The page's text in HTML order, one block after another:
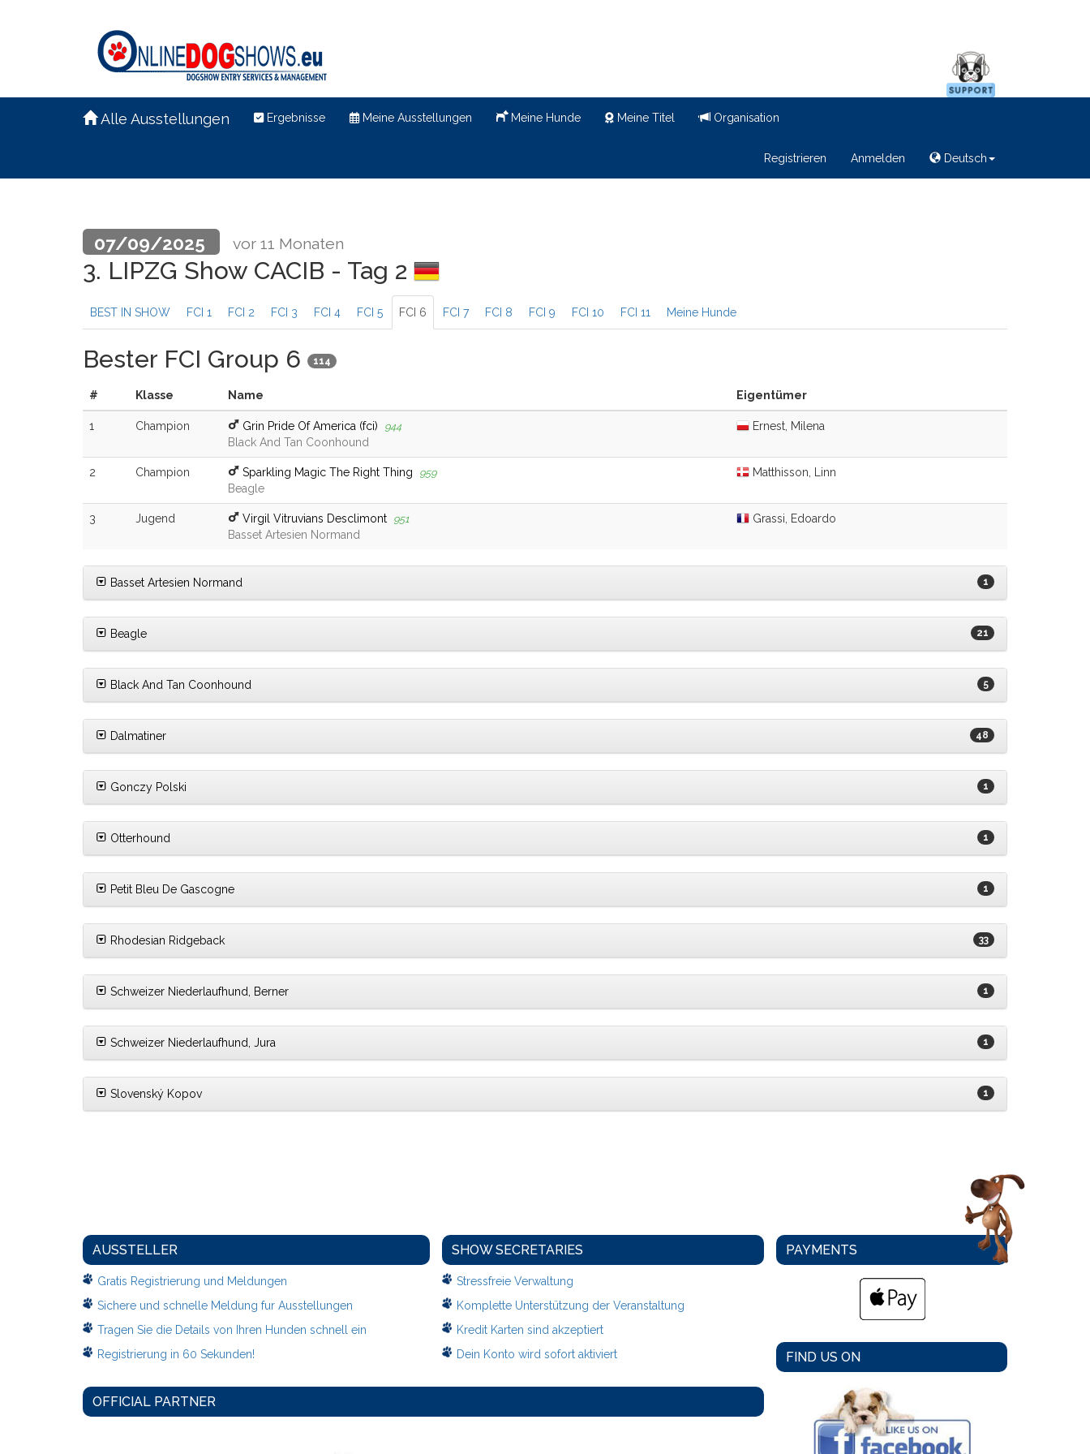
Alle Ausstellungen Ergebnisse Meine Ausstellungen Meine Hunde Meine Titel Organisation
Registrieren Anmelden Deutsch
07/09/2025 vor 11 Monaten
3. LIPZG Show CACIB - Tag 2
BEST IN SHOW FCI 1 FCI 2 FCI 3 FCI 4 FCI 5 FCI 6 FCI 7 FCI 8 FCI 9 FCI 10 FCI 11 Meine Hunde
Bester FCI Group 6 114
# Klasse Name Eigentümer
1 Champion Grin Pride Of America (fci) 944
Black And Tan Coonhound
Ernest, Milena
2 Champion Sparkling Magic The Right Thing 959
Beagle
Matthisson, Linn
3 Jugend Virgil Vitruvians Desclimont 951
Basset Artesien Normand
Grassi, Edoardo
Basset Artesien Normand 1
Beagle 21
Black And Tan Coonhound 5
Dalmatiner 48
Gonczy Polski 1
Otterhound 1
Petit Bleu De Gascogne 1
Rhodesian Ridgeback 33
Schweizer Niederlaufhund, Berner 1
Schweizer Niederlaufhund, Jura 1
Slovenský Kopov 1
AUSSTELLER
Gratis Registrierung und Meldungen
Sichere und schnelle Meldung fur Ausstellungen
Tragen Sie die Details von Ihren Hunden schnell ein
Registrierung in 60 Sekunden!
SHOW SECRETARIES
Stressfreie Verwaltung
Komplette Unterstützung der Veranstaltung
Kredit Karten sind akzeptiert
Dein Konto wird sofort aktiviert
OFFICIAL PARTNER
PAYMENTS
FIND US ON